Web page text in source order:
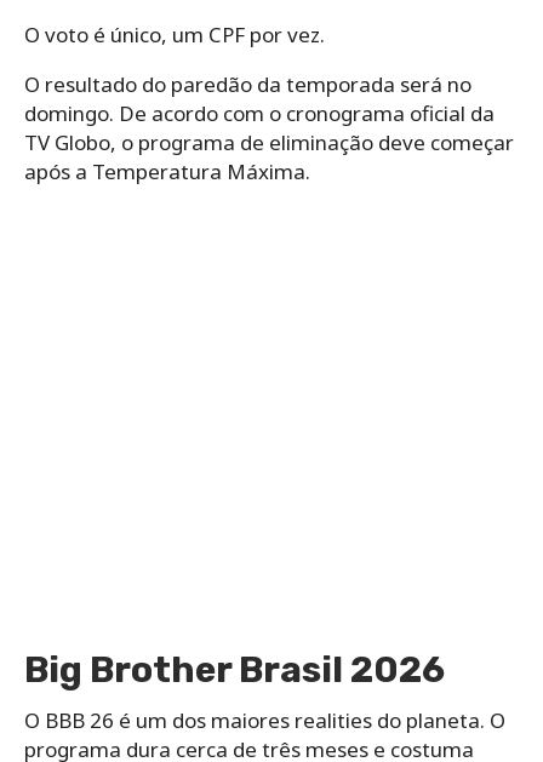
O voto é único, um CPF por vez.
O resultado do paredão da temporada será no
domingo. De acordo com o cronograma oficial da
TV Globo, o programa de eliminação deve começar
após a Temperatura Máxima.
Big Brother Brasil 2026
O BBB 26 é um dos maiores realities do planeta. O
programa dura cerca de três meses e costuma